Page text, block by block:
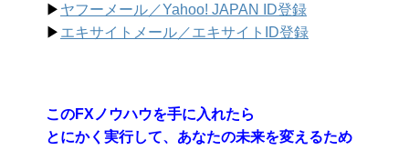
▶︎ ヤフーメール／Yahoo! JAPAN ID登録
▶︎ エキサイトメール／エキサイトID登録
このFXノウハウを手に入れたら
とにかく実行して、あなたの未来を変えるため